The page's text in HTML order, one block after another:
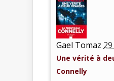
Gael Tomaz
Une vérité à
Connelly